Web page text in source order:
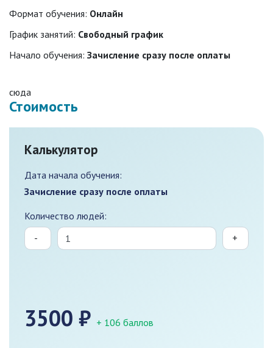
Формат обучения: Онлайн
График занятий: Свободный график
Начало обучения: Зачисление сразу после оплаты
сюда
Стоимость
Калькулятор
Дата начала обучения:
Зачисление сразу после оплаты
Количество людей:
-
+
3500 ₽ + 106 баллов